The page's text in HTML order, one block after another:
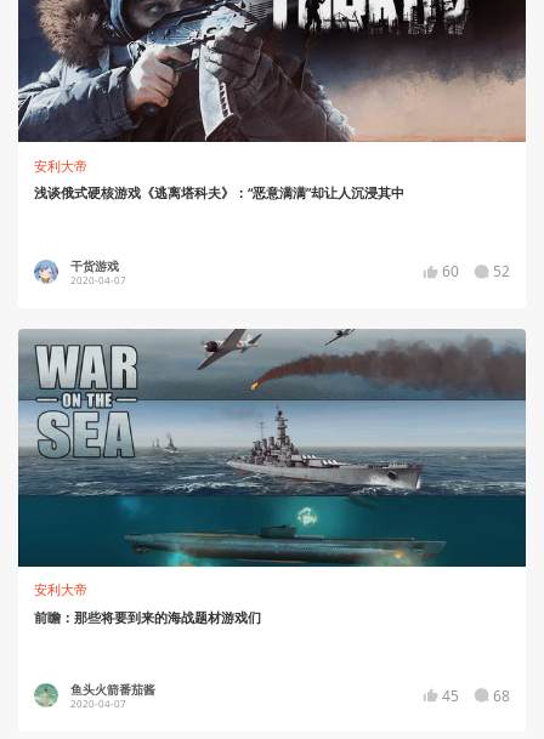
安利大帝
浅谈俄式硬核游戏《逃离塔科夫》：“恶意满满”却让人沉浸其中
干货游戏
2020-04-07 60 52
安利大帝
前瞻：那些将要到来的海战题材游戏们
鱼头火箭番茄酱
2020-04-07 45 68